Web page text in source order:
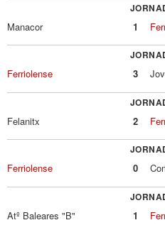
Manacor 1
Ferriolense 3
Felanitx 2
Ferriolense 0
Atº Baleares "B" 1